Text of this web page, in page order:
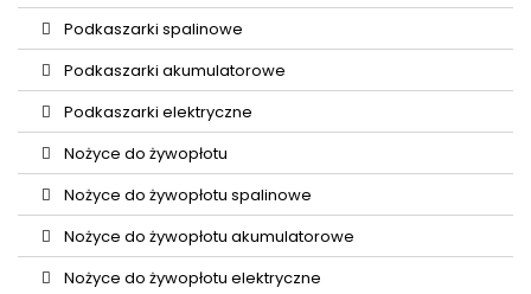
Podkaszarki spalinowe
Podkaszarki akumulatorowe
Podkaszarki elektryczne
Nożyce do żywopłotu
Nożyce do żywopłotu spalinowe
Nożyce do żywopłotu akumulatorowe
Nożyce do żywopłotu elektryczne